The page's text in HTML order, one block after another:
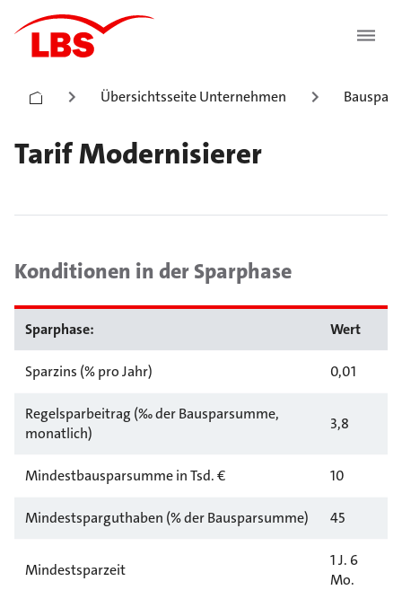
Übersichtsseite Unternehmen
Tarif Modernisierer
Konditionen in der Sparphase
Sparphase: Wert
Sparzins (% pro Jahr) 0,01
Regelsparbeitrag (‰ der Bausparsumme,
monatlich)
3,8
Mindestbausparsumme in Tsd. € 10
Mindestsparguthaben (% der Bausparsumme) 45
Mindestsparzeit
1 J. 6
Mo.